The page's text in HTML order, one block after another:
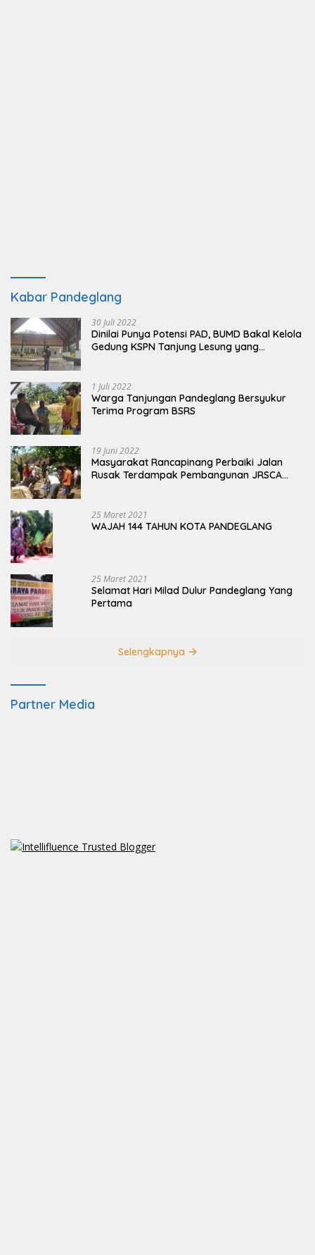
Kabar Pandeglang
30 Juli 2022
Dinilai Punya Potensi PAD, BUMD Bakal Kelola
Gedung KSPN Tanjung Lesung yang
1 Juli 2022
Warga Tanjungan Pandeglang Bersyukur
Terima Program BSRS
19 Juni 2022
Masyarakat Rancapinang Perbaiki Jalan
Rusak Terdampak Pembangunan JRSCA
25 Maret 2021
WAJAH 144 TAHUN KOTA PANDEGLANG
25 Maret 2021
Selamat Hari Milad Dulur Pandeglang Yang
Pertama
Selengkapnya
Partner Media